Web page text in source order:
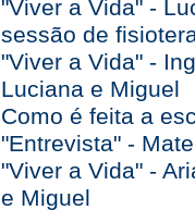
"Viver a Vida" -
sessão de
"Viver a Vida" -
Luciana e Miguel
Como é feita a
"Entrevista" -
"Viver a Vida" -
e Miguel